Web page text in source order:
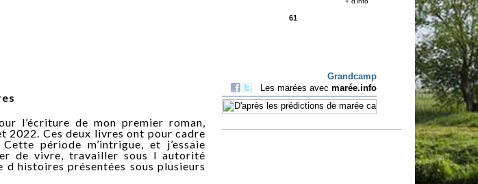
l’écriture de mon premier roman,
2022. Ces deux livres ont pour cadre
période m’intrigue, et j’essaie
de vivre, travailler sous l autorité
histoires présentées sous plusieurs